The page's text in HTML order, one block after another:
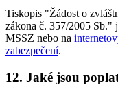
Tiskopis "Žádost o
zákona č. 357/2005 Sb."
MSSZ nebo na
zabezpečení.
12. Jaké jsou